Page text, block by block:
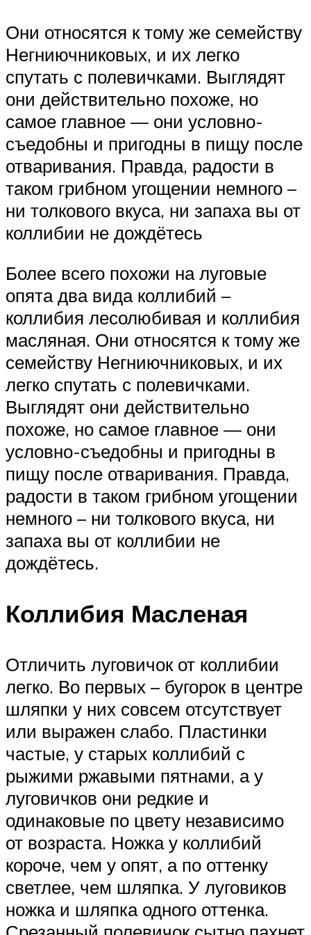
Они относятся к тому же семейству
Негниючниковых, и их легко
спутать с полевичками. Выглядят
они действительно похоже, но
самое главное — они условно-
съедобны и пригодны в пищу после
отваривания. Правда, радости в
таком грибном угощении немного –
ни толкового вкуса, ни запаха вы от
коллибии не дождётесь
Более всего похожи на луговые
опята два вида коллибий –
коллибия лесолюбивая и коллибия
масляная. Они относятся к тому же
семейству Негниючниковых, и их
легко спутать с полевичками.
Выглядят они действительно
похоже, но самое главное — они
условно-съедобны и пригодны в
пищу после отваривания. Правда,
радости в таком грибном угощении
немного – ни толкового вкуса, ни
запаха вы от коллибии не
дождётесь.
Коллибия Масленая
Отличить луговичок от коллибии
легко. Во первых – бугорок в центре
шляпки у них совсем отсутствует
или выражен слабо. Пластинки
частые, у старых коллибий с
рыжими ржавыми пятнами, а у
луговичков они редкие и
одинаковые по цвету независимо
от возраста. Ножка у коллибий
короче, чем у опят, а по оттенку
светлее, чем шляпка. У луговиков
ножка и шляпка одного оттенка.